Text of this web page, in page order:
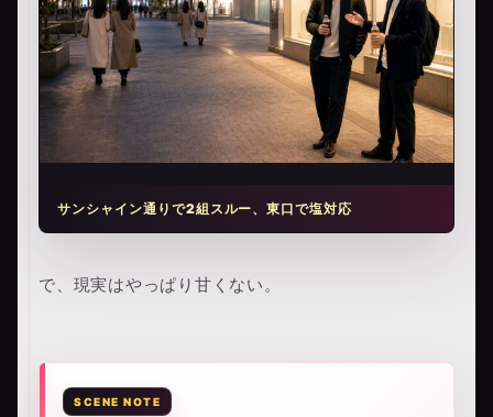
サンシャイン通りで2組スルー、東口で塩対応
で、現実はやっぱり甘くない。